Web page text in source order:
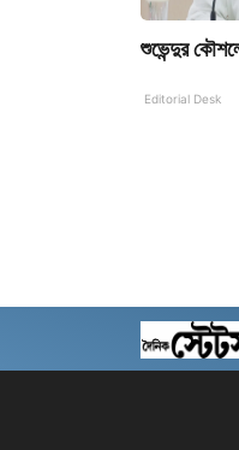
শুভেন্দুর
Editorial Desk